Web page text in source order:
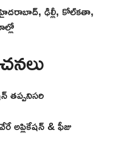
హైదరాబాద్, ఢిల్లీ, కోల్‌కతా,
తప్పనిసరి
అప్లికేషన్ & ఫీజు